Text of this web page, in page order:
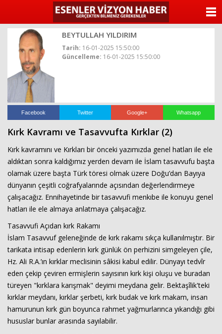
BEYTULLAH YILDIRIM
Tarih: 16-01-2025 15:50:00
Güncelleme: 16-01-2025 15:50:00
Facebook Twitter Google+ Whatsapp
Kırk Kavramı ve Tasavvufta Kırklar (2)
Kırk kavramını ve Kırkları bir önceki yazımızda genel hatları ile ele
aldıktan sonra kaldığımız yerden devam ile İslam tasavvufu başta
olamak üzere başta Türk töresi olmak üzere Doğu’dan Bayıya
dünyanın çeşitli coğrafyalarınde açısından değerlendirmeye
çalışacağız. Ennihayetinde bir tasavvufi menkıbe ile konuyu genel
hatları ile ele almaya anlatmaya çalışacağız.
Tasavvufi Açıdan kırk Rakamı
İslam Tasavvuf geleneğinde de kırk rakamı sıkça kullanılmıştır. Bir
tarikata intisap edenlerin kırk günlük ön perhizini simgeleyen çile,
Hz. Ali R.A.’ın kırklar meclisinin sâkisi kabul edilir. Dünyayı tedvîr
eden çekip çeviren ermişlerin sayısının kırk kişi oluşu ve buradan
türeyen "kırklara karışmak" deyimi meydana gelir. Bektaşîlik'teki
kırklar meydanı, kırklar şerbeti, kırk budak ve kırk makam, insan
hamurunun kırk gün boyunca rahmet yağmurlarınca yıkandığı gibi
hususlar bunlar arasında sayılabilir.
ANASAYFA
YAZARLAR
VİDEO GALERİ
İLETİŞİM